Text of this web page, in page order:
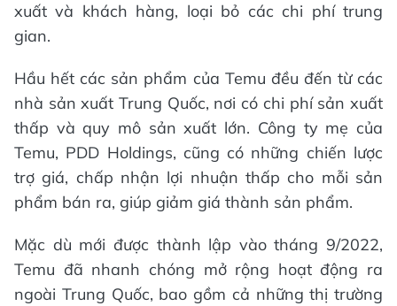
xuất và khách hàng, loại bỏ các chi phí trung
gian.
Hầu hết các sản phẩm của Temu đều đến từ các
nhà sản xuất Trung Quốc, nơi có chi phí sản xuất
thấp và quy mô sản xuất lớn. Công ty mẹ của
Temu, PDD Holdings, cũng có những chiến lược
trợ giá, chấp nhận lợi nhuận thấp cho mỗi sản
phẩm bán ra, giúp giảm giá thành sản phẩm.
Mặc dù mới được thành lập vào tháng 9/2022,
Temu đã nhanh chóng mở rộng hoạt động ra
ngoài Trung Quốc, bao gồm cả những thị trường